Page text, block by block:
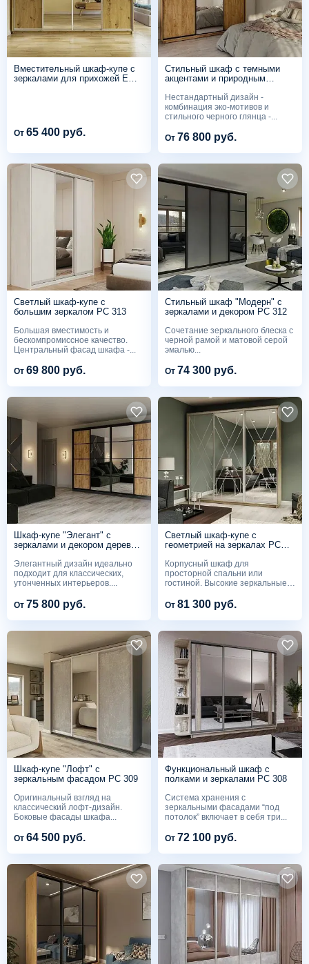
Вместительный шкаф-купе с
зеркалами для прихожей Е
От 65 400 руб.
Стильный шкаф с темными
акцентами и природным
Нестандартный дизайн -
комбинация эко-мотивов и
стильного черного глянца -...
От 76 800 руб.
Светлый шкаф-купе с
большим зеркалом PC 313
Большая вместимость и
бескомпромиссное качество.
Центральный фасад шкафа -...
От 69 800 руб.
Стильный шкаф "Модерн" с
зеркалами и декором PC 312
Сочетание зеркального блеска с
черной рамой и матовой серой
эмалью...
От 74 300 руб.
Шкаф-купе "Элегант" с
зеркалами и декором дерева
Элегантный дизайн идеально
подходит для классических,
утонченных интерьеров....
От 75 800 руб.
Светлый шкаф-купе с
геометрией на зеркалах PC
Корпусный шкаф для
просторной спальни или
гостиной. Высокие зеркальные
От 81 300 руб.
Шкаф-купе "Лофт" с
зеркальным фасадом PC 309
Оригинальный взгляд на
классический лофт-дизайн.
Боковые фасады шкафа...
От 64 500 руб.
Функциональный шкаф с
полками и зеркалами PC 308
Система хранения с
зеркальными фасадами “под
потолок” включает в себя три...
От 72 100 руб.